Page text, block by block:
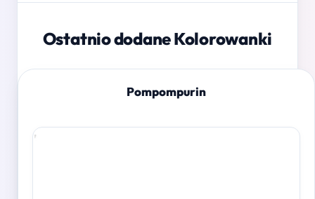
Ostatnio dodane Kolorowanki
Pompompurin